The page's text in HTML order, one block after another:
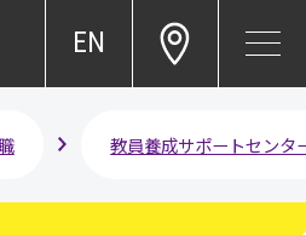
EN
教員養成サポートセンタ